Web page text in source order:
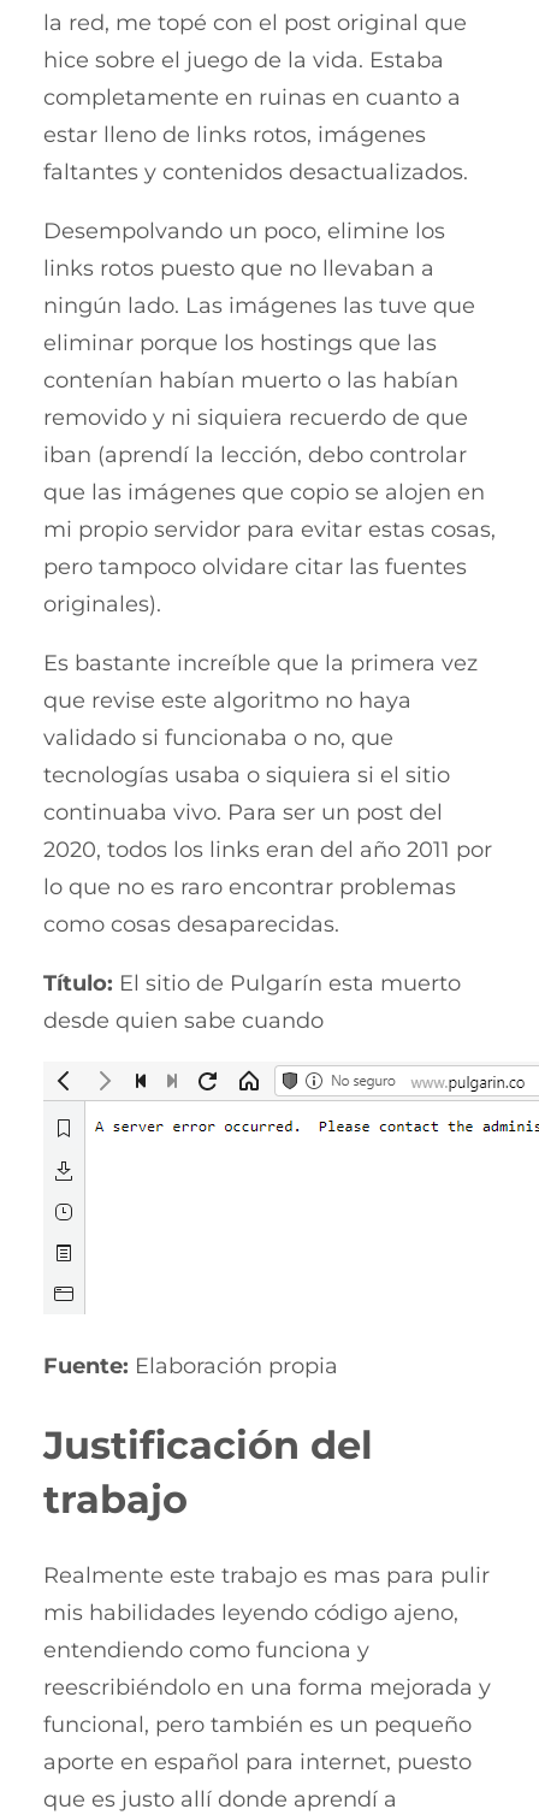
la red, me topé con el post original que
hice sobre el juego de la vida. Estaba
completamente en ruinas en cuanto a
estar lleno de links rotos, imágenes
faltantes y contenidos desactualizados.
Desempolvando un poco, elimine los
links rotos puesto que no llevaban a
ningún lado. Las imágenes las tuve que
eliminar porque los hostings que las
contenían habían muerto o las habían
removido y ni siquiera recuerdo de que
iban (aprendí la lección, debo controlar
que las imágenes que copio se alojen en
mi propio servidor para evitar estas cosas,
pero tampoco olvidare citar las fuentes
originales).
Es bastante increíble que la primera vez
que revise este algoritmo no haya
validado si funcionaba o no, que
tecnologías usaba o siquiera si el sitio
continuaba vivo. Para ser un post del
2020, todos los links eran del año 2011 por
lo que no es raro encontrar problemas
como cosas desaparecidas.
Título: El sitio de Pulgarín esta muerto
desde quien sabe cuando
Fuente: Elaboración propia
Justificación del
trabajo
Realmente este trabajo es mas para pulir
mis habilidades leyendo código ajeno,
entendiendo como funciona y
reescribiéndolo en una forma mejorada y
funcional, pero también es un pequeño
aporte en español para internet, puesto
que es justo allí donde aprendí a